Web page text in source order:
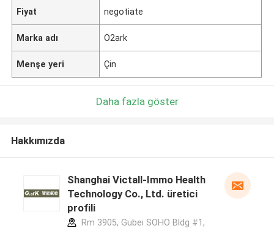
Fiyat negotiate
Marka adı O2ark
Menşe yeri Çin
Daha fazla göster
Hakkımızda
Shanghai Victall-Immo Health
Technology Co., Ltd. üretici
profili
Rm 3905, Gubei SOHO Bldg #1,